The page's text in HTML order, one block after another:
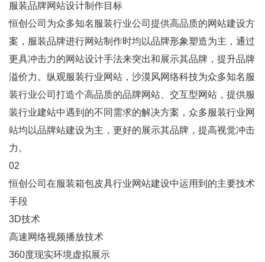
服装品牌网站设计制作目标
恒创公司为众多知名服装行业公司提供高品质的网站建设方
案，服装品牌进行网站制作时均以品牌形象塑造为主，通过
更具冲击力的网站设计手法来突出和展示其品牌，提升品牌
溢价力。纵观服装行业网站，沙漠风网络科技为众多知名服
装行业公司打造个高品质的品牌网站、交互型网站，提供服
装行业建站中遇到的不同需求的解决方案，众多服装行业网
站均以品牌站建设为主，更好的展示其品牌，提高视觉冲击
力。
02
恒创公司在服装箱包皮具行业网站建设中运用到的主要技术
手段
3D技术
高速网络视频播放技术
360度现实环境虚拟展示